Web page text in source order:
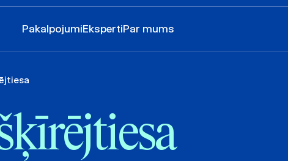
PakalpojumiEkspertiPar mums